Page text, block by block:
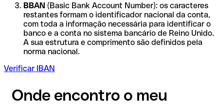
BBAN (Basic Bank Account Number): os caracteres
restantes formam o identificador nacional da conta,
com toda a informação necessária para identificar o
banco e a conta no sistema bancário de Reino Unido.
A sua estrutura e comprimento são definidos pela
norma nacional.
Verificar IBAN
Onde encontro o meu